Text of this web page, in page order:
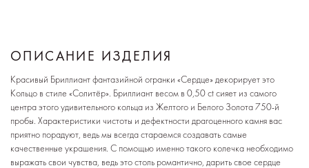
ОПИСАНИЕ ИЗДЕЛИЯ
Красивый Бриллиант фантазийной огранки «Сердце» декорирует это
Кольцо в стиле «Солитёр». Бриллиант весом в 0,50 ct сияет из самого
центра этого удивительного кольца из Желтого и Белого Золота 750-й
пробы. Характеристики чистоты и дефектности драгоценного камня вас
приятно порадуют, ведь мы всегда стараемся создавать самые
качественные украшения. С помощью именно такого колечка необходимо
выражать свои чувства, ведь это столь романтично, дарить свое сердце